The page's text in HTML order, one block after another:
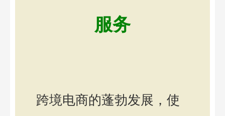
服务
跨境电商的蓬勃发展，使